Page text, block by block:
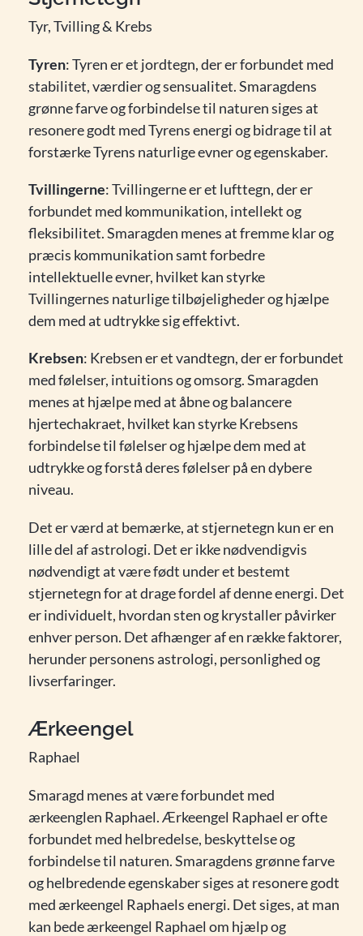
Tyr, Tvilling & Krebs
Tyren: Tyren er et jordtegn, der er forbundet med
stabilitet, værdier og sensualitet. Smaragdens
grønne farve og forbindelse til naturen siges at
resonere godt med Tyrens energi og bidrage til at
forstærke Tyrens naturlige evner og egenskaber.
Tvillingerne: Tvillingerne er et lufttegn, der er
forbundet med kommunikation, intellekt og
fleksibilitet. Smaragden menes at fremme klar og
præcis kommunikation samt forbedre
intellektuelle evner, hvilket kan styrke
Tvillingernes naturlige tilbøjeligheder og hjælpe
dem med at udtrykke sig effektivt.
Krebsen: Krebsen er et vandtegn, der er forbundet
med følelser, intuitions og omsorg. Smaragden
menes at hjælpe med at åbne og balancere
hjertechakraet, hvilket kan styrke Krebsens
forbindelse til følelser og hjælpe dem med at
udtrykke og forstå deres følelser på en dybere
niveau.
Det er værd at bemærke, at stjernetegn kun er en
lille del af astrologi. Det er ikke nødvendigvis
nødvendigt at være født under et bestemt
stjernetegn for at drage fordel af denne energi. Det
er individuelt, hvordan sten og krystaller påvirker
enhver person. Det afhænger af en række faktorer,
herunder personens astrologi, personlighed og
livserfaringer.
Ærkeengel
Raphael
Smaragd menes at være forbundet med
ærkeenglen Raphael. Ærkeengel Raphael er ofte
forbundet med helbredelse, beskyttelse og
forbindelse til naturen. Smaragdens grønne farve
og helbredende egenskaber siges at resonere godt
med ærkeengel Raphaels energi. Det siges, at man
kan bede ærkeengel Raphael om hjælp og